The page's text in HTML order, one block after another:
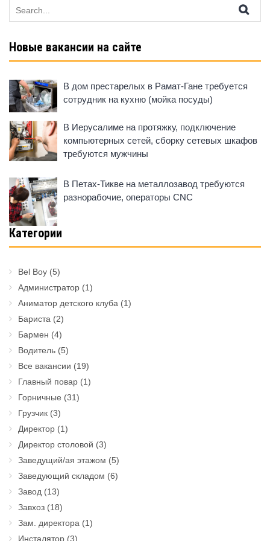
for:
Новые вакансии на сайте
В дом престарелых в Рамат-Гане требуется
сотрудник на кухню (мойка посуды)
В Иерусалиме на протяжку, подключение
компьютерных сетей, сборку сетевых шкафов
требуются мужчины
В Петах-Тикве на металлозавод требуются
разнорабочие, операторы CNC
Категории
Bel Boy (5)
Администратор (1)
Аниматор детского клуба (1)
Бариста (2)
Бармен (4)
Водитель (5)
Все вакансии (19)
Главный повар (1)
Горничные (31)
Грузчик (3)
Директор (1)
Директор столовой (3)
Заведущий/ая этажом (5)
Заведующий складом (6)
Завод (13)
Завхоз (18)
Зам. директора (1)
Инсталятор (3)